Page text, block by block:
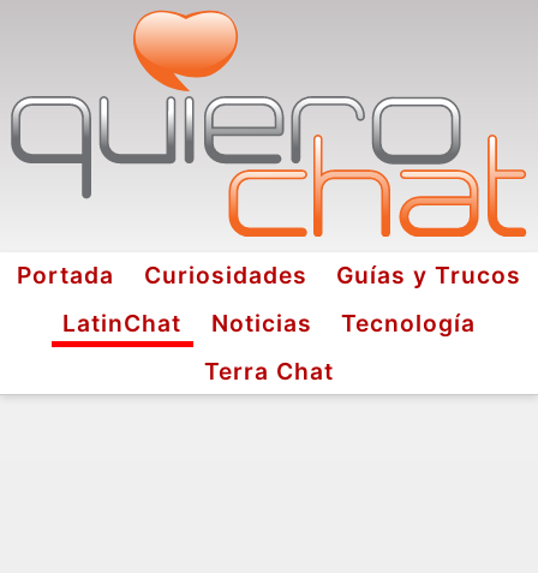
Portada Curiosidades
Guías y Trucos
LatinChat
Noticias
Tecnología
Terra Chat